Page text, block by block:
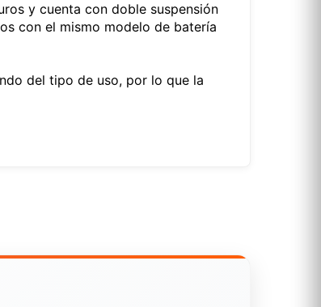
y cuenta con doble suspensión
con el mismo modelo de batería
del tipo de uso, por lo que la